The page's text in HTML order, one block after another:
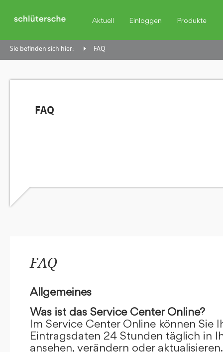
Aktuell Einloggen Produkte
Sie befinden sich hier: FAQ
FAQ
FAQ
Allgemeines
Was ist das Service Center Online?
Im Service Center Online können Sie
Eintragsdaten 24 Stunden täglich in
ansehen, verändern oder